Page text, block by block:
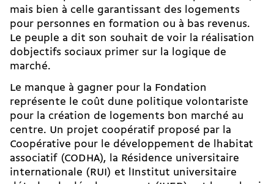
mais bien à celle garantissant des logements
pour personnes en formation ou à bas revenus.
Le peuple a dit son souhait de voir la réalisation
dobjectifs sociaux primer sur la logique de
marché.
Le manque à gagner pour la Fondation
représente le coût dune politique volontariste
pour la création de logements bon marché au
centre. Un projet coopératif proposé par la
Coopérative pour le développement de lhabitat
associatif (CODHA), la Résidence universitaire
internationale (RUI) et lInstitut universitaire